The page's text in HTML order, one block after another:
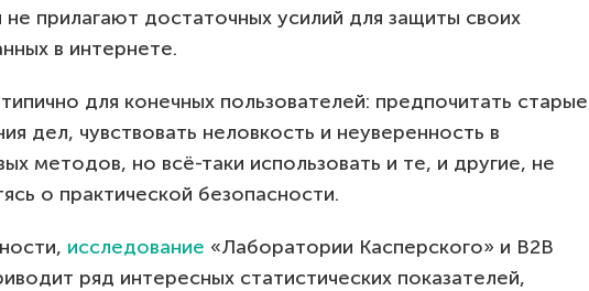
не прилагают достаточных усилий для защиты своих
в интернете.
для конечных пользователей: предпочитать старые
дел, чувствовать неловкость и неуверенность в
методов, но всё-таки использовать и те, и другие, не
о практической безопасности.
исследование «Лаборатории Касперского» и B2B
ряд интересных статистических показателей,